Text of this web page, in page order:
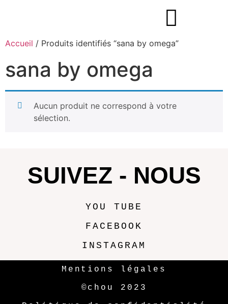
Accueil / Produits identifiés “sana by omega”
sana by omega
Aucun produit ne correspond à votre
sélection.
SUIVEZ - NOUS
YOU TUBE
FACEBOOK
INSTAGRAM
Mentions légales
©chou 2023